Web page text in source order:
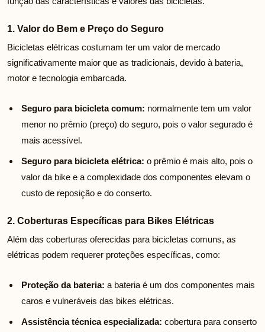
1. Valor do Bem e Preço do Seguro
Bicicletas elétricas costumam ter um valor de mercado
significativamente maior que as tradicionais, devido à bateria,
motor e tecnologia embarcada.
Seguro para bicicleta comum: normalmente tem um valor
menor no prêmio (preço) do seguro, pois o valor segurado é
mais acessível.
Seguro para bicicleta elétrica: o prêmio é mais alto, pois o
valor da bike e a complexidade dos componentes elevam o
custo de reposição e do conserto.
2. Coberturas Específicas para Bikes Elétricas
Além das coberturas oferecidas para bicicletas comuns, as
elétricas podem requerer proteções específicas, como:
Proteção da bateria: a bateria é um dos componentes mais
caros e vulneráveis das bikes elétricas.
Assistência técnica especializada: cobertura para conserto